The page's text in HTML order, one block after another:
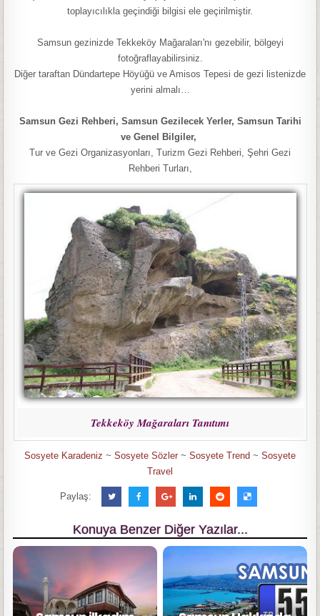
toplayıcılıkla geçindiği bilgisi ele geçirilmiştir.
Samsun gezinizde Tekkeköy Mağaraları'nı gezebilir, bölgeyi
fotoğraflayabilirsiniz.
Diğer taraftan Dündartepe Höyüğü ve Amisos Tepesi de gezi listenizde
yerini almalı…
Samsun Gezi Rehberi, Samsun Gezilecek Yerler, Samsun Tarihi
ve Genel Bilgiler,
Tur ve Gezi Organizasyonları, Turizm Gezi Rehberi, Şehri Gezi
Rehberi Turları,
Tekkeköy Mağaraları Tanıtımı
Sosyete Karadeniz ~ Sosyete Sözler ~ Sosyete Trend ~ Sosyete
Travel
Paylaş:
Konuya Benzer Diğer Yazılar...